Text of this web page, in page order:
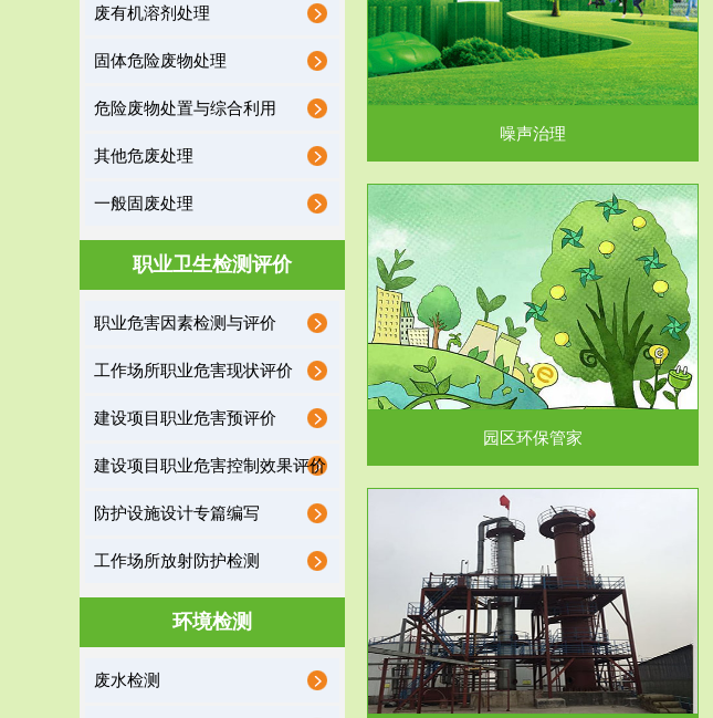
废有机溶剂处理
固体危险废物处理
危险废物处置与综合利用
其他危废处理
一般固废处理
职业卫生检测评价
职业危害因素检测与评价
工作场所职业危害现状评价
建设项目职业危害预评价
建设项目职业危害控制效果评价
防护设施设计专篇编写
工作场所放射防护检测
环境检测
废水检测
噪声治理
噪声治理
废气处理工程
服务范围
园区环保管家
保护作用促进供给侧结...
园区环保管家
服务范围
企业级环保管家
排污许可证作为企业环保执法情况的一个重要依
据，其必要性及合规性...
服务范围
危险废物处理
危险废物解释：根据《中华人民共和国固体废物
污染防治法》的规定，危...
服务范围
市政固废处理
蔚蓝生态环境科技所从事的市政废物处理业务包
括市政废物的处理处...